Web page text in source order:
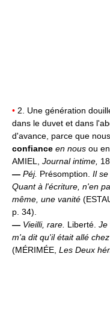
• 2. Une génération
dans le duvet et dans
d'avance, parce que
confiance en nous ou
AMIEL, Journal intime,
— Péj. Présomption. Il
Quant à l'écriture, n'en
même, une vanité
p. 34).
— Vieilli, rare. Liberté. Je
m'a dit qu'il était allé
(MÉRIMÉE, Les Deux